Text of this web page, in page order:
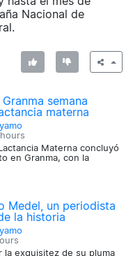
Nacional de
semana
materna
Materna concluyó
en Granma, con la
Medel, un periodista
la historia
la exquisitez de su pluma